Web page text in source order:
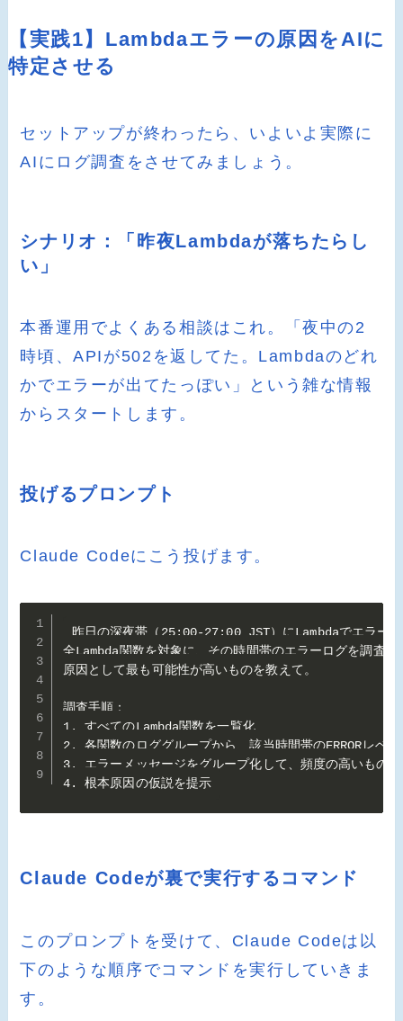
【実践1】Lambdaエラーの原因をAIに
特定させる
セットアップが終わったら、いよいよ実際に
AIにログ調査をさせてみましょう。
シナリオ：「昨夜Lambdaが落ちたらし
い」
本番運用でよくある相談はこれ。「夜中の2
時頃、APIが502を返してた。Lambdaのどれ
かでエラーが出てたっぽい」という雑な情報
からスタートします。
投げるプロンプト
Claude Codeにこう投げます。
昨日の深夜帯（25:00-27:00 JST）にLambdaでエラー
全Lambda関数を対象に、その時間帯のエラーログを調査し
原因として最も可能性が高いものを教えて。
調査手順：
1. すべてのLambda関数を一覧化
2. 各関数のロググループから、該当時間帯のERRORレベ
3. エラーメッセージをグループ化して、頻度の高いもの
4. 根本原因の仮説を提示
Claude Codeが裏で実行するコマンド
このプロンプトを受けて、Claude Codeは以
下のような順序でコマンドを実行していきま
す。